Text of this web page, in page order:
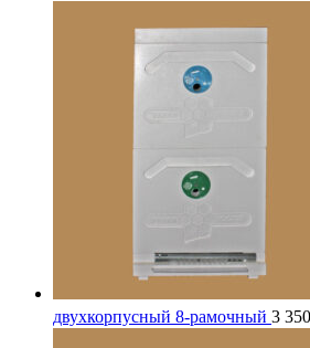
двухкорпусный 8-рамочный 3 350